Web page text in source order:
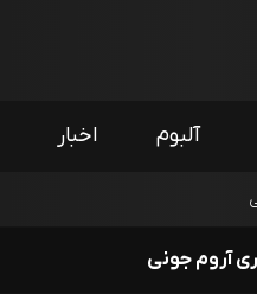
آلبوم اخبار
آروم جونی